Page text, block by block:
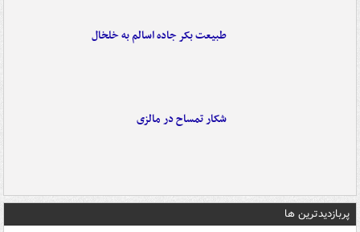
طبیعت بکر جاده اسالم به خلخال
شکار تمساح در مالزی
پربازدیدترین ها